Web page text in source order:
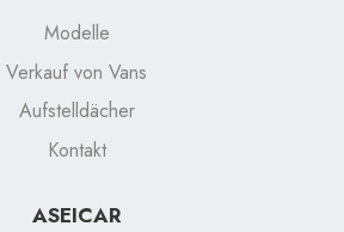
Modelle
Verkauf von Vans
Aufstelldächer
Kontakt
ASEICAR